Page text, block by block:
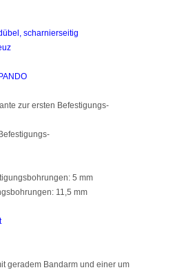
scharnierseitig
zur ersten Befestigungs-
5 mm
11,5 mm
geradem Bandarm und einer um